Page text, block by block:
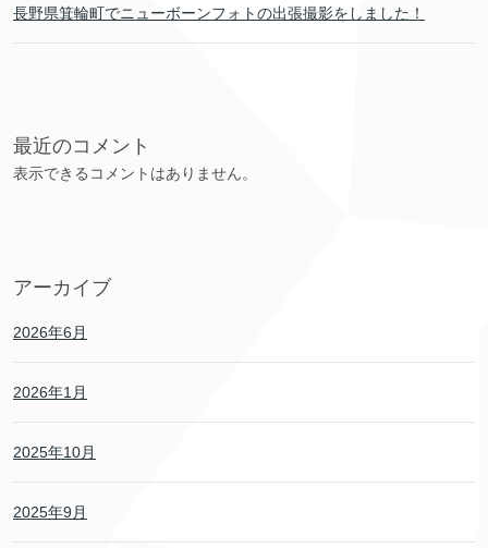
長野県箕輪町でニューボーンフォトの出張撮影をしました！
最近のコメント
表示できるコメントはありません。
アーカイブ
2026年6月
2026年1月
2025年10月
2025年9月